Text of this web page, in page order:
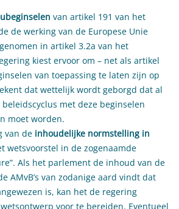
van artikel 191 van het
de werking van de Europese Unie
in artikel 3.2a van het
kiest ervoor om – net als artikel
van toepassing te laten zijn op
dat wettelijk wordt geborgd dat al
­met deze beginselen
moet worden.
van de inhoudelijke normstelling in
wetsvoorstel in de zogenaamde
Als het parlement de inhoud van de
AMvB’s van zodanige aard vindt dat
is, kan het de regering
voor te bereiden. Eventueel